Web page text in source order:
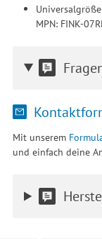
MPN: FINK-
Mit unserem
und einfach deine